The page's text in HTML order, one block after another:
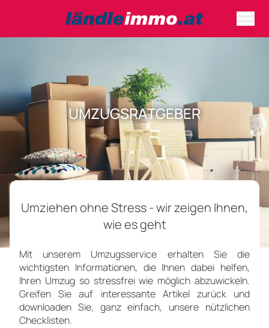
UMZUGSRATGEBER
Umziehen ohne Stress - wir zeigen Ihnen,
wie es geht
Mit unserem Umzugsservice erhalten Sie die
wichtigsten Informationen, die Ihnen dabei helfen,
Ihren Umzug so stressfrei wie möglich abzuwickeln.
Greifen Sie auf interessante Artikel zurück und
downloaden Sie, ganz einfach, unsere nützlichen
Checklisten.